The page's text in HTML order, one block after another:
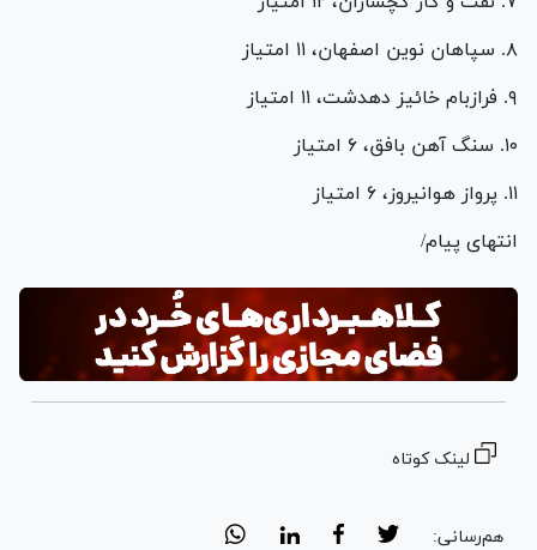
۸. سپاهان نوین اصفهان، ۱۱ امتیاز
۹. فرازبام خائیز دهدشت، ۱۱ امتیاز
۱۰. سنگ آهن بافق، ۶ امتیاز
۱۱. پرواز هوانیروز، ۶ امتیاز
انتهای پیام/
لینک کوتاه
هم‌رسانی: